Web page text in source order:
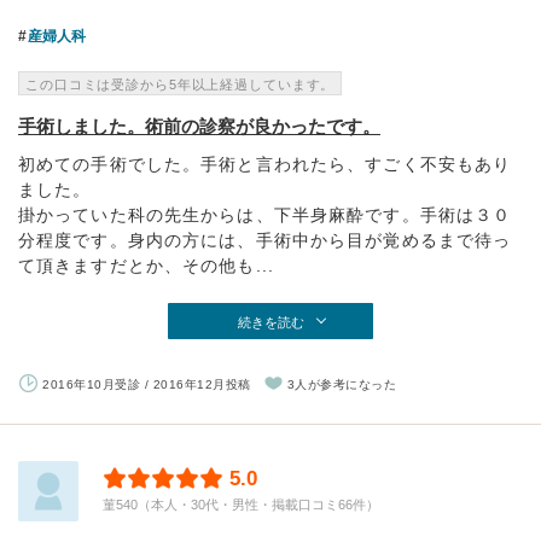
産婦人科
この口コミは受診から5年以上経過しています。
手術しました。術前の診察が良かったです。
初めての手術でした。手術と言われたら、すごく不安もあり
ました。
掛かっていた科の先生からは、下半身麻酔です。手術は３０
分程度です。身内の方には、手術中から目が覚めるまで待っ
て頂きますだとか、その他も...
続きを読む
2016年10月受診 / 2016年12月投稿 3人が参考になった
5.0
菫540（本人・30代・男性・掲載口コミ66件）